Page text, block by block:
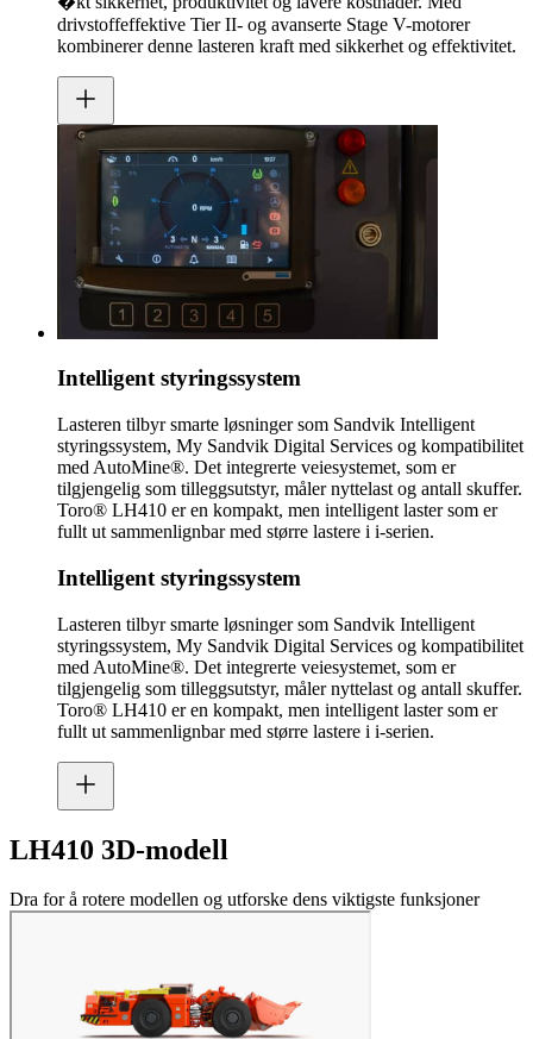
drivstoffeffektive Tier II- og avanserte Stage V-motorer
kombinerer denne lasteren kraft med sikkerhet og effektivitet.
Intelligent styringssystem
Lasteren tilbyr smarte løsninger som Sandvik Intelligent
styringssystem, My Sandvik Digital Services og kompatibilitet
med AutoMine®. Det integrerte veiesystemet, som er
tilgjengelig som tilleggsutstyr, måler nyttelast og antall skuffer.
Toro® LH410 er en kompakt, men intelligent laster som er
fullt ut sammenlignbar med større lastere i i-serien.
Intelligent styringssystem
Lasteren tilbyr smarte løsninger som Sandvik Intelligent
styringssystem, My Sandvik Digital Services og kompatibilitet
med AutoMine®. Det integrerte veiesystemet, som er
tilgjengelig som tilleggsutstyr, måler nyttelast og antall skuffer.
Toro® LH410 er en kompakt, men intelligent laster som er
fullt ut sammenlignbar med større lastere i i-serien.
LH410 3D-modell
Dra for å rotere modellen og utforske dens viktigste funksjoner